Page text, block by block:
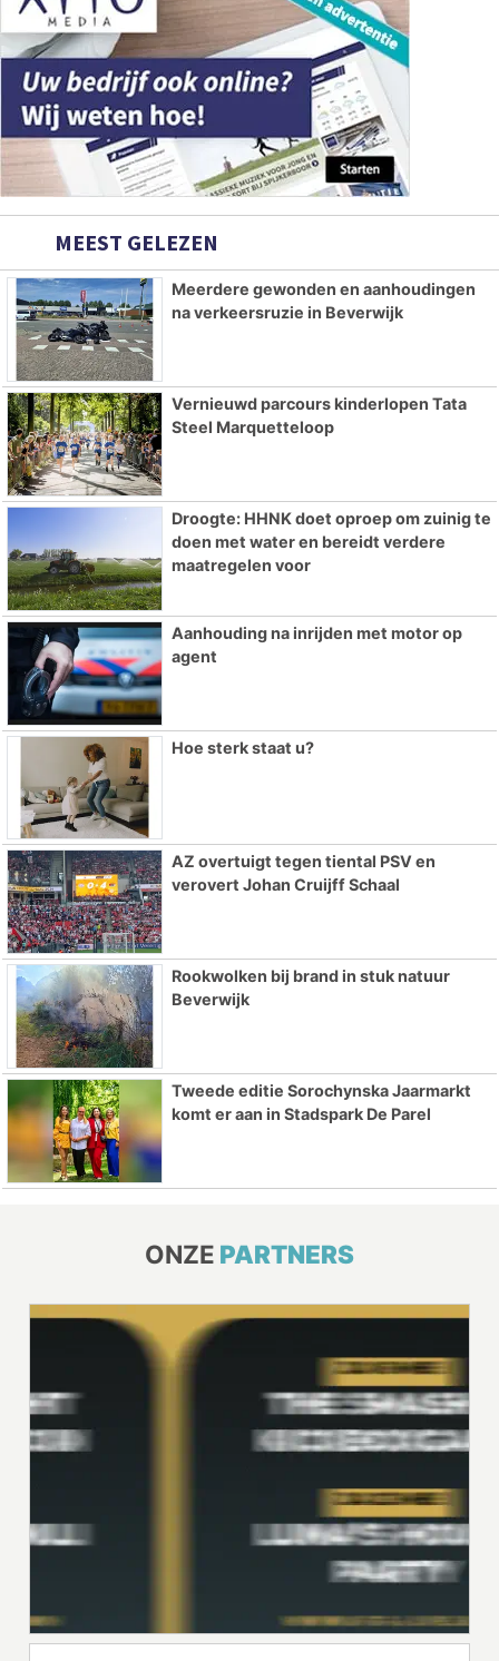
MEEST GELEZEN
Meerdere gewonden en aanhoudingen
na verkeersruzie in Beverwijk
Vernieuwd parcours kinderlopen Tata
Steel Marquetteloop
Droogte: HHNK doet oproep om zuinig te
doen met water en bereidt verdere
maatregelen voor
Aanhouding na inrijden met motor op
agent
Hoe sterk staat u?
AZ overtuigt tegen tiental PSV en
verovert Johan Cruijff Schaal
Rookwolken bij brand in stuk natuur
Beverwijk
Tweede editie Sorochynska Jaarmarkt
komt er aan in Stadspark De Parel
ONZE PARTNERS